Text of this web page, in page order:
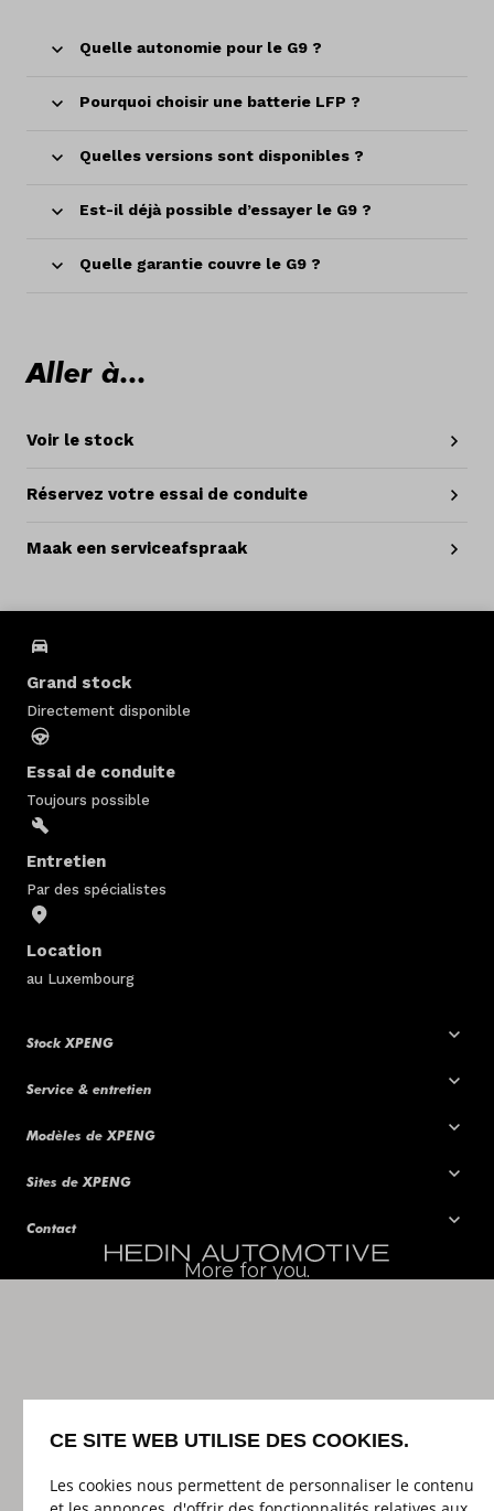
CE SITE WEB UTILISE DES COOKIES.
Les cookies nous permettent de personnaliser le contenu
Quelle autonomie pour le G9 ?
Pourquoi choisir une batterie LFP ?
Quelles versions sont disponibles ?
Est-il déjà possible d’essayer le G9 ?
Quelle garantie couvre le G9 ?
Aller à...
Voir le stock
Réservez votre essai de conduite
Maak een serviceafspraak
Grand stock
Directement disponible
Essai de conduite
Toujours possible
Entretien
Par des spécialistes
Location
au Luxembourg
Stock XPENG
Service & entretien
Modèles de XPENG
Sites de XPENG
Contact
More for you.